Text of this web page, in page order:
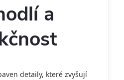
a
detaily, které zvyšují